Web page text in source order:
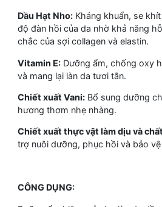
Dầu Hạt Nho: Kháng khuẩn, se
độ đàn hồi của da nhờ khả năng
chắc của sợi collagen và elastin.
Vitamin E: Dưỡng ẩm, chống oxy
và mang lại làn da tươi tắn.
Chiết xuất Vani: Bổ sung dưỡng
hương thơm nhẹ nhàng.
Chiết xuất thực vật làm dịu và
trợ nuôi dưỡng, phục hồi và bảo vệ
CÔNG DỤNG: